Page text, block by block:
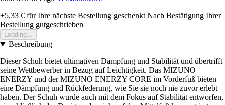
+5,33 € für Ihre nächste Bestellung geschenkt Nach Bestätigung Ihrer
Bestellung gutgeschrieben
Loading...
Beschreibung
Dieser Schuh bietet ultimativen Dämpfung und Stabilität und übertrifft
seine Wettbewerber in Bezug auf Leichtigkeit. Das MIZUNO
ENERZY und der MIZUNO ENERZY CORE im Vorderfuß bieten
eine Dämpfung und Rückfederung, wie Sie sie noch nie zuvor erlebt
haben. Der Schuh wurde auch mit dem Fokus auf Stabilität entworfen,